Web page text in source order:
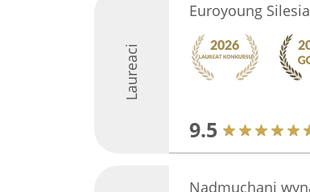
Laureaci
Euroyoung Silesia
9.5
Nadmuchani